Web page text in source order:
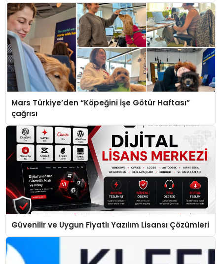
Mars Türkiye’den “Köpeğini İşe Götür Haftası”
çağrısı
Güvenilir ve Uygun Fiyatlı Yazılım Lisansı Çözümleri